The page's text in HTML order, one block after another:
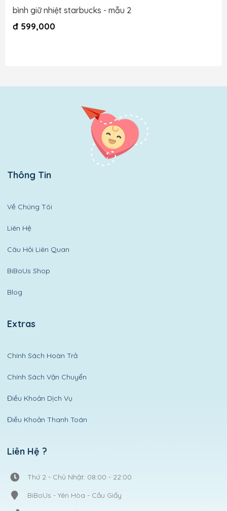
bình giữ nhiệt starbucks - mẫu 2
đ 599,000
Thông Tin
Về Chúng Tôi
Liên Hệ
Câu Hỏi Liên Quan
BiBoUs Shop
Blog
Extras
Chính Sách Hoàn Trả
Chính Sách Vận Chuyển
Điều Khoản Dịch Vụ
Điều Khoản Thanh Toán
Liên Hệ ?
Thứ 2 - Chủ Nhật: 08:00 - 22:00
BiBoUs - Yên Hòa - Cầu Giấy